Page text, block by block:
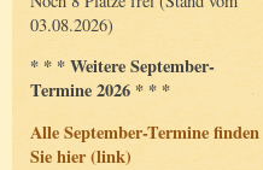
03.08.2026)
* * * Weitere September-
Termine 2026 * * *
Alle September-Termine finden
Sie hier (link)